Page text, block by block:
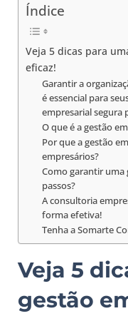
Índice
Veja 5 dicas para
eficaz!
Garantir a
é essencial para
empresarial segura
O que é a gestão
Por que a gestão
empresários?
Como garantir uma
passos?
A consultoria
forma efetiva!
Tenha a Somarte
Veja 5
gestão